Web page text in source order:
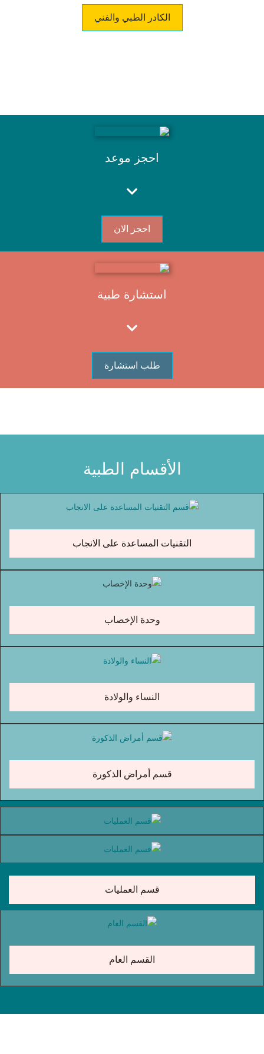
الكادر الطبي والفني
احجز موعد
احجز الان
استشارة طبية
طلب استشارة
الأقسام الطبية
التقنيات المساعدة على الانجاب
وحدة الإخصاب
النساء والولادة
قسم أمراض الذكورة
قسم العمليات
القسم العام